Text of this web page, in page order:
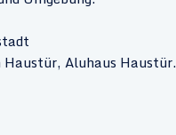
Aluhaus Haustür.